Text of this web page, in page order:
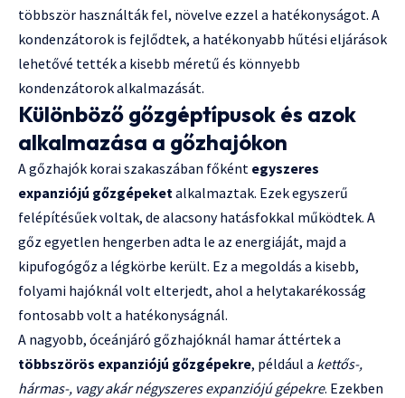
többször használták fel, növelve ezzel a hatékonyságot. A
kondenzátorok is fejlődtek, a hatékonyabb hűtési eljárások
lehetővé tették a kisebb méretű és könnyebb
kondenzátorok alkalmazását.
Különböző gőzgéptípusok és azok
alkalmazása a gőzhajókon
A gőzhajók korai szakaszában főként egyszeres
expanziójú gőzgépeket alkalmaztak. Ezek egyszerű
felépítésűek voltak, de alacsony hatásfokkal működtek. A
gőz egyetlen hengerben adta le az energiáját, majd a
kipufogógőz a légkörbe került. Ez a megoldás a kisebb,
folyami hajóknál volt elterjedt, ahol a helytakarékosság
fontosabb volt a hatékonyságnál.
A nagyobb, óceánjáró gőzhajóknál hamar áttértek a
többszörös expanziójú gőzgépekre, például a kettős-,
hármas-, vagy akár négyszeres expanziójú gépekre. Ezekben